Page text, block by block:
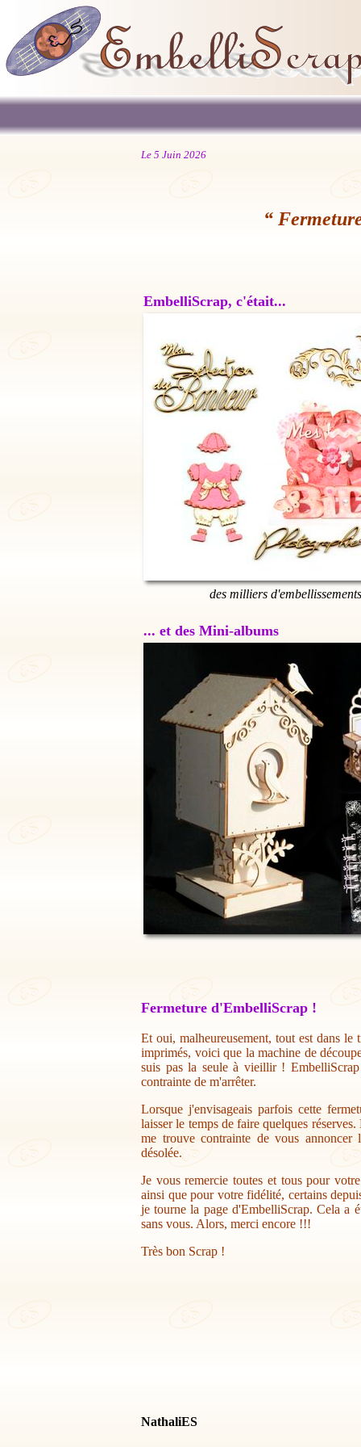
Le 5 Juin 2026
“
EmbelliScrap, c'était...
des milliers
... et des Mini-albums
Fermeture d'EmbelliScrap !
Et oui, malheureusement, tout est dans
imprimés, voici que la machine de
suis pas la seule à vieillir !
contrainte de m'arrêter.
Lorsque j'envisageais parfois cette
laisser le temps de faire quelques
me trouve contrainte de vous annoncer
désolée.
Je vous remercie toutes et tous pour
ainsi que pour votre fidélité, certains
je tourne la page d'EmbelliScrap. Cela a
sans vous. Alors, merci encore !!!
Très bon Scrap !
NathaliES